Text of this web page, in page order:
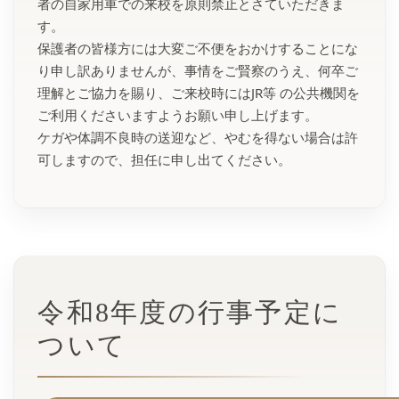
す。
保護者の皆様方には大変ご不便をおかけすることにな
り申し訳ありませんが、事情をご賢察のうえ、何卒ご
理解とご協力を賜り、ご来校時にはJR等 の公共機関を
ご利用くださいますようお願い申し上げます。
ケガや体調不良時の送迎など、やむを得ない場合は許
可しますので、担任に申し出てください。
令和8年度の行事予定に
ついて